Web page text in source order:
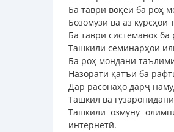
Ба таври воқеӣ ба роҳ
Бозомӯзӣ ва аз
Ба таври системанок
Ташкили семинарҳои
Ба роҳ мондани
Назорати қатъӣ ба
Дар расонаҳо дарҷ
Ташкил ва
Ташкили озмуну
интернетӣ.